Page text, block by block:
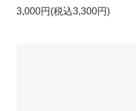
3,000円(税込3,300円)